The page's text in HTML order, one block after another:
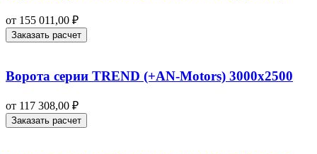
от 155 011,00 ₽
Заказать расчет
Ворота серии TREND (+AN‑Motors) 3000х2500
от 117 308,00 ₽
Заказать расчет